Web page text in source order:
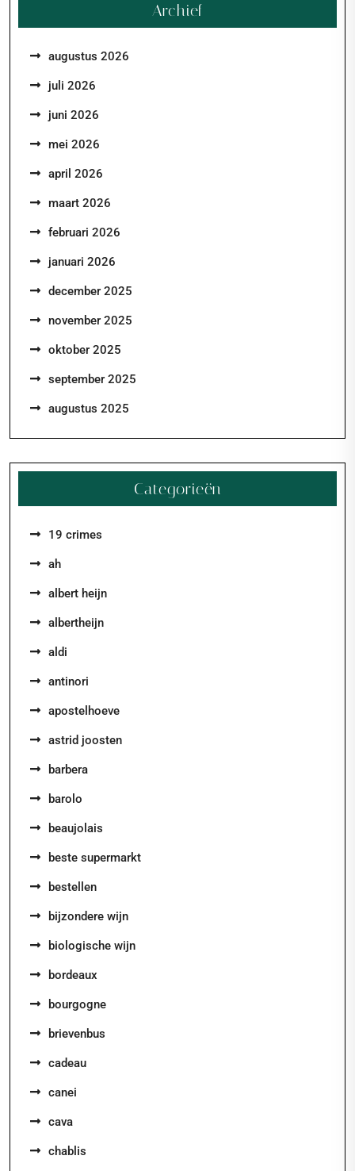
Archief
augustus 2026
juli 2026
juni 2026
mei 2026
april 2026
maart 2026
februari 2026
januari 2026
december 2025
november 2025
oktober 2025
september 2025
augustus 2025
Categorieën
19 crimes
ah
albert heijn
albertheijn
aldi
antinori
apostelhoeve
astrid joosten
barbera
barolo
beaujolais
beste supermarkt
bestellen
bijzondere wijn
biologische wijn
bordeaux
bourgogne
brievenbus
cadeau
canei
cava
chablis